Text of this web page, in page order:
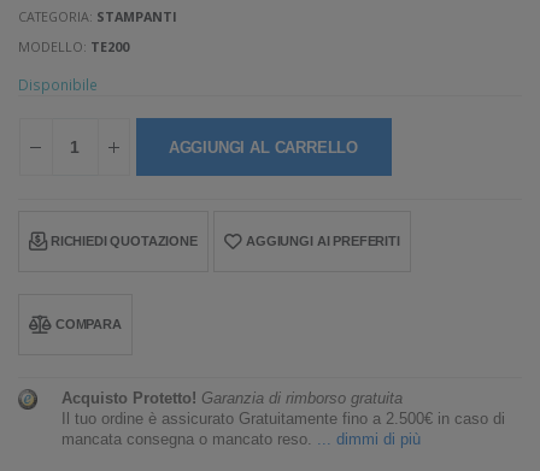
CATEGORIA: STAMPANTI
MODELLO: TE200
Disponibile
AGGIUNGI AL CARRELLO
RICHIEDI QUOTAZIONE AGGIUNGI AI PREFERITI
COMPARA
Acquisto Protetto! Garanzia di rimborso gratuita
Il tuo ordine è assicurato Gratuitamente fino a 2.500€ in caso di
mancata consegna o mancato reso. ... dimmi di più